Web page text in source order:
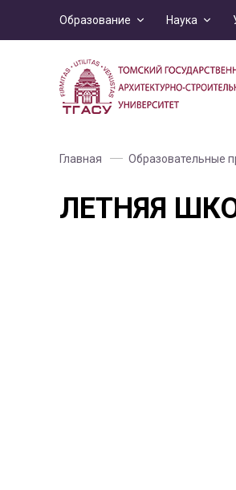
Образование Наука
Главная Образовательные
ЛЕТНЯЯ